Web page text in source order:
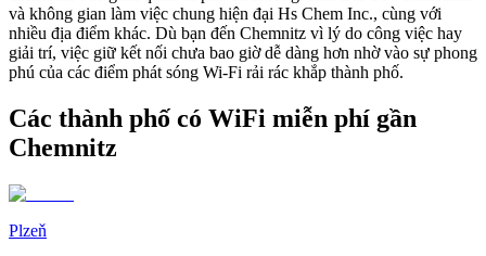
và không gian làm việc chung hiện đại Hs Chem Inc., cùng với
nhiều địa điểm khác. Dù bạn đến Chemnitz vì lý do công việc hay
giải trí, việc giữ kết nối chưa bao giờ dễ dàng hơn nhờ vào sự phong
phú của các điểm phát sóng Wi-Fi rải rác khắp thành phố.
Các thành phố có WiFi miễn phí gần
Chemnitz
Plzeň